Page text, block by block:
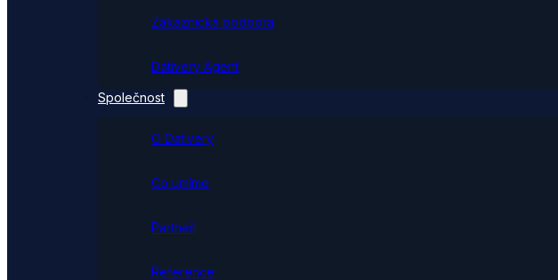
Zákaznická podpora
Dativery Agent
Společnost
O Dativery
Co umíme
Partneři
Reference